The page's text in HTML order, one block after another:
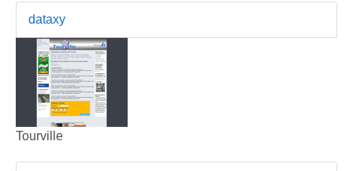
dataxy
Tourville